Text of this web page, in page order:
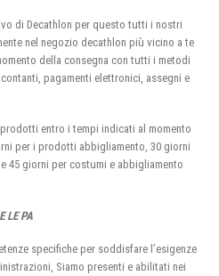
di Decathlon per questo tutti i nostri
nel negozio decathlon più vicino a te
della consegna con tutti i metodi
pagamenti elettronici, assegni e
entro i tempi indicati al momento
per i prodotti abbigliamento, 30 giorni
45 giorni per costumi e abbigliamento
LE PA
specifiche per soddisfare l’esigenze
Siamo presenti e abilitati nei